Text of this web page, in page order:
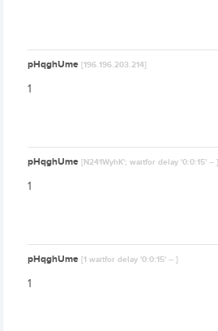
pHqghUme[196.196.203.214]
1
pHqghUme[N241WyhK'; waitfor delay '0:0:15' -- ]
1
pHqghUme[1 waitfor delay '0:0:15' -- ]
1